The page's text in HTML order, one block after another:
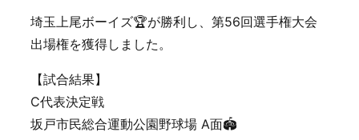
埼玉上尾ボーイズ🏆が勝利し、第56回選手権大会
出場権を獲得しました。
【試合結果】
C代表決定戦
坂戸市民総合運動公園野球場 A面🏟️